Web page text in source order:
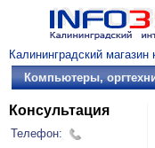
Калининградский
Компьютеры,
Консультация
Телефон: